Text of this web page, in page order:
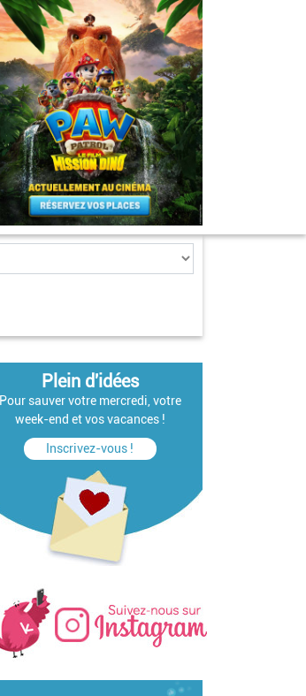
Plein d'idées
Pour sauver votre mercredi, votre
week-end et vos vacances !
Inscrivez-vous !